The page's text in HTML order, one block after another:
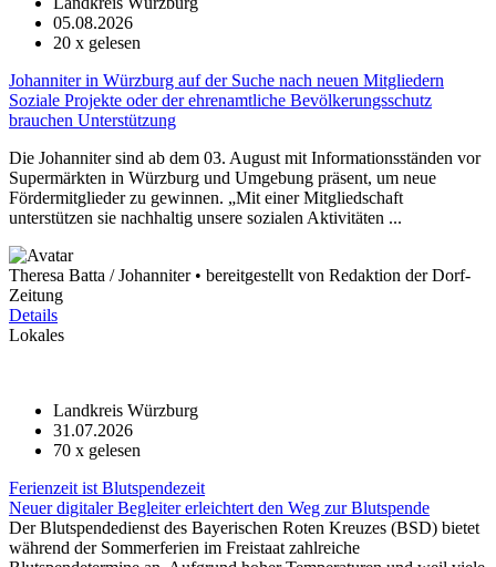
05.08.2026
20 x gelesen
Johanniter in Würzburg auf der Suche nach neuen Mitgliedern
Soziale Projekte oder der ehrenamtliche Bevölkerungsschutz
brauchen Unterstützung
Die Johanniter sind ab dem 03. August mit Informationsständen vor
Supermärkten in Würzburg und Umgebung präsent, um neue
Fördermitglieder zu gewinnen. „Mit einer Mitgliedschaft
unterstützen sie nachhaltig unsere sozialen Aktivitäten ...
Theresa Batta / Johanniter • bereitgestellt von Redaktion der Dorf-
Zeitung
Details
Lokales
Landkreis Würzburg
31.07.2026
70 x gelesen
Ferienzeit ist Blutspendezeit
Neuer digitaler Begleiter erleichtert den Weg zur Blutspende
Der Blutspendedienst des Bayerischen Roten Kreuzes (BSD) bietet
während der Sommerferien im Freistaat zahlreiche